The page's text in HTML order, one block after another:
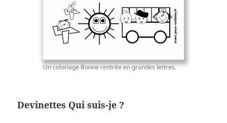
Un coloriage Bonne rentrée en grandes lettres.
Devinettes Qui suis-je ?